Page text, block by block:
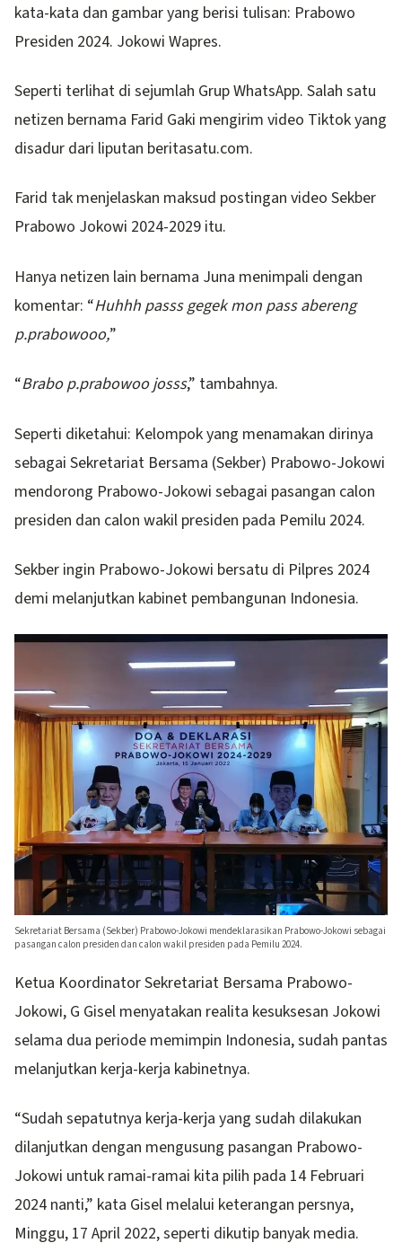
kata-kata dan gambar yang berisi tulisan: Prabowo
Presiden 2024. Jokowi Wapres.
Seperti terlihat di sejumlah Grup WhatsApp. Salah satu
netizen bernama Farid Gaki mengirim video Tiktok yang
disadur dari liputan beritasatu.com.
Farid tak menjelaskan maksud postingan video Sekber
Prabowo Jokowi 2024-2029 itu.
Hanya netizen lain bernama Juna menimpali dengan
komentar: “Huhhh passs gegek mon pass abereng
p.prabowooo,”
“Brabo p.prabowoo josss,” tambahnya.
Seperti diketahui: Kelompok yang menamakan dirinya
sebagai Sekretariat Bersama (Sekber) Prabowo-Jokowi
mendorong Prabowo-Jokowi sebagai pasangan calon
presiden dan calon wakil presiden pada Pemilu 2024.
Sekber ingin Prabowo-Jokowi bersatu di Pilpres 2024
demi melanjutkan kabinet pembangunan Indonesia.
Sekretariat Bersama (Sekber) Prabowo-Jokowi mendeklarasikan Prabowo-Jokowi sebagai
pasangan calon presiden dan calon wakil presiden pada Pemilu 2024.
Ketua Koordinator Sekretariat Bersama Prabowo-
Jokowi, G Gisel menyatakan realita kesuksesan Jokowi
selama dua periode memimpin Indonesia, sudah pantas
melanjutkan kerja-kerja kabinetnya.
“Sudah sepatutnya kerja-kerja yang sudah dilakukan
dilanjutkan dengan mengusung pasangan Prabowo-
Jokowi untuk ramai-ramai kita pilih pada 14 Februari
2024 nanti,” kata Gisel melalui keterangan persnya,
Minggu, 17 April 2022, seperti dikutip banyak media.